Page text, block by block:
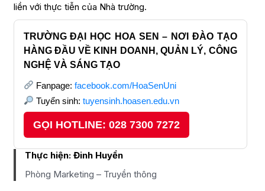
liền với thực tiễn của Nhà trường.
TRƯỜNG ĐẠI HỌC HOA SEN – NƠI ĐÀO TẠO
HÀNG ĐẦU VỀ KINH DOANH, QUẢN LÝ, CÔNG
NGHỆ VÀ SÁNG TẠO
Fanpage: facebook.com/HoaSenUni
Tuyển sinh: tuyensinh.hoasen.edu.vn
GỌI HOTLINE: 028 7300 7272
Thực hiện: Đinh Huyền
Phòng Marketing – Truyền thông